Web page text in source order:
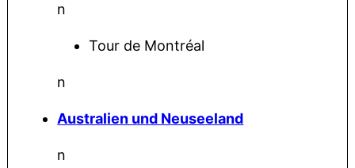
n
Tour de Montréal
n
Australien und Neuseeland
n